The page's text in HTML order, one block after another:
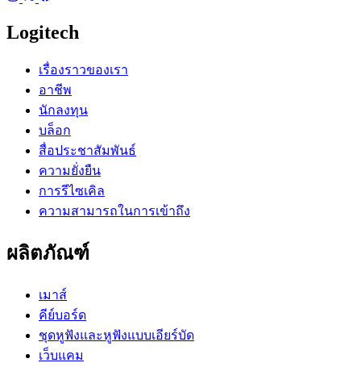
Logitech
เรื่องราวของเรา
อาชีพ
นักลงทุน
บล็อก
สื่อประชาสัมพันธ์
ความยั่งยืน
การรีไซเคิล
ความสามารถในการเข้าถึง
ผลิตภัณฑ์
เมาส์
คีย์บอร์ด
ชุดหูฟังและหูฟังแบบเอียร์บัด
เว็บแคม